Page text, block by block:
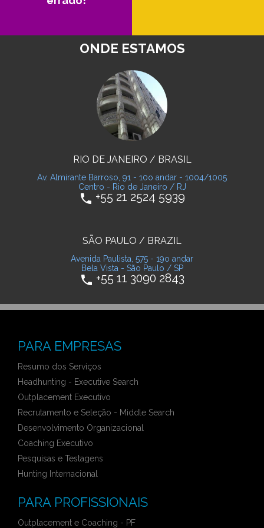
ONDE ESTAMOS
RIO DE JANEIRO / BRASIL
Av. Almirante Barroso, 91 - 10o andar - 1004/1005
Centro - Rio de Janeiro / RJ
phone +55 21 2524 5939
SÃO PAULO / BRAZIL
Avenida Paulista, 575 - 19o andar
Bela Vista - São Paulo / SP
phone +55 11 3090 2843
PARA EMPRESAS
Resumo dos Serviços
Headhunting - Executive Search
Outplacement Executivo
Recrutamento e Seleção - Middle Search
Desenvolvimento Organizacional
Coaching Executivo
Pesquisas e Testagens
Hunting Internacional
PARA PROFISSIONAIS
Outplacement e Coaching - PF